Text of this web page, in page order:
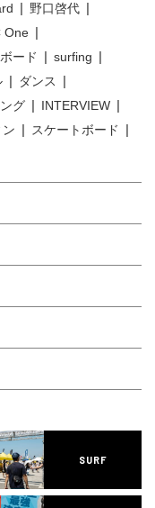
野口啓代
One
ード
surfing
ダンス
グ
INTERVIEW
スケートボード
SURF